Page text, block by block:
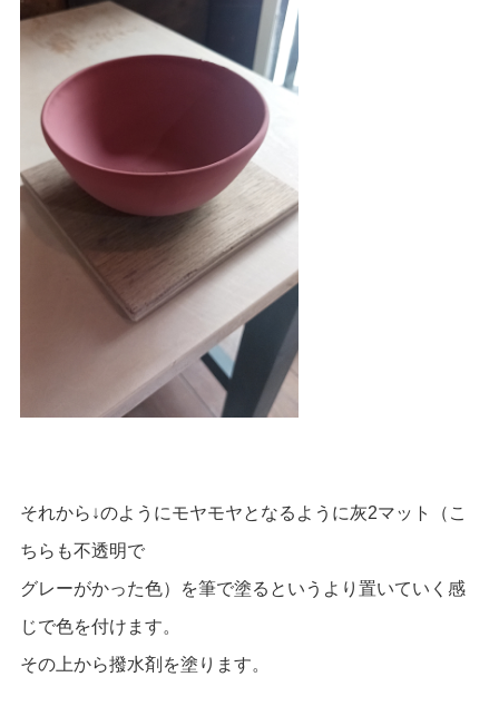
それから↓のようにモヤモヤとなるように灰2マット（こ
ちらも不透明で
グレーがかった色）を筆で塗るというより置いていく感
じで色を付けます。
その上から撥水剤を塗ります。